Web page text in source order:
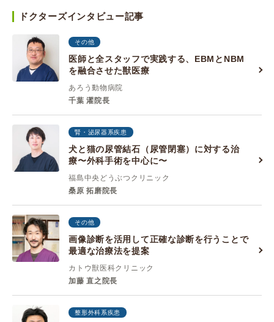
ドクターズインタビュー記事
その他
医師と全スタッフで実践する、EBMとNBM
を融合させた獣医療
あろう動物病院
千葉 濯院長
腎・泌尿器系疾患
犬と猫の尿管結石（尿管閉塞）に対する治
療〜外科手術を中心に〜
福島中央どうぶつクリニック
桑原 拓磨院長
その他
画像診断を活用して正確な診断を行うことで
最適な治療法を提案
カトウ獣医科クリニック
加藤 直之院長
整形外科系疾患